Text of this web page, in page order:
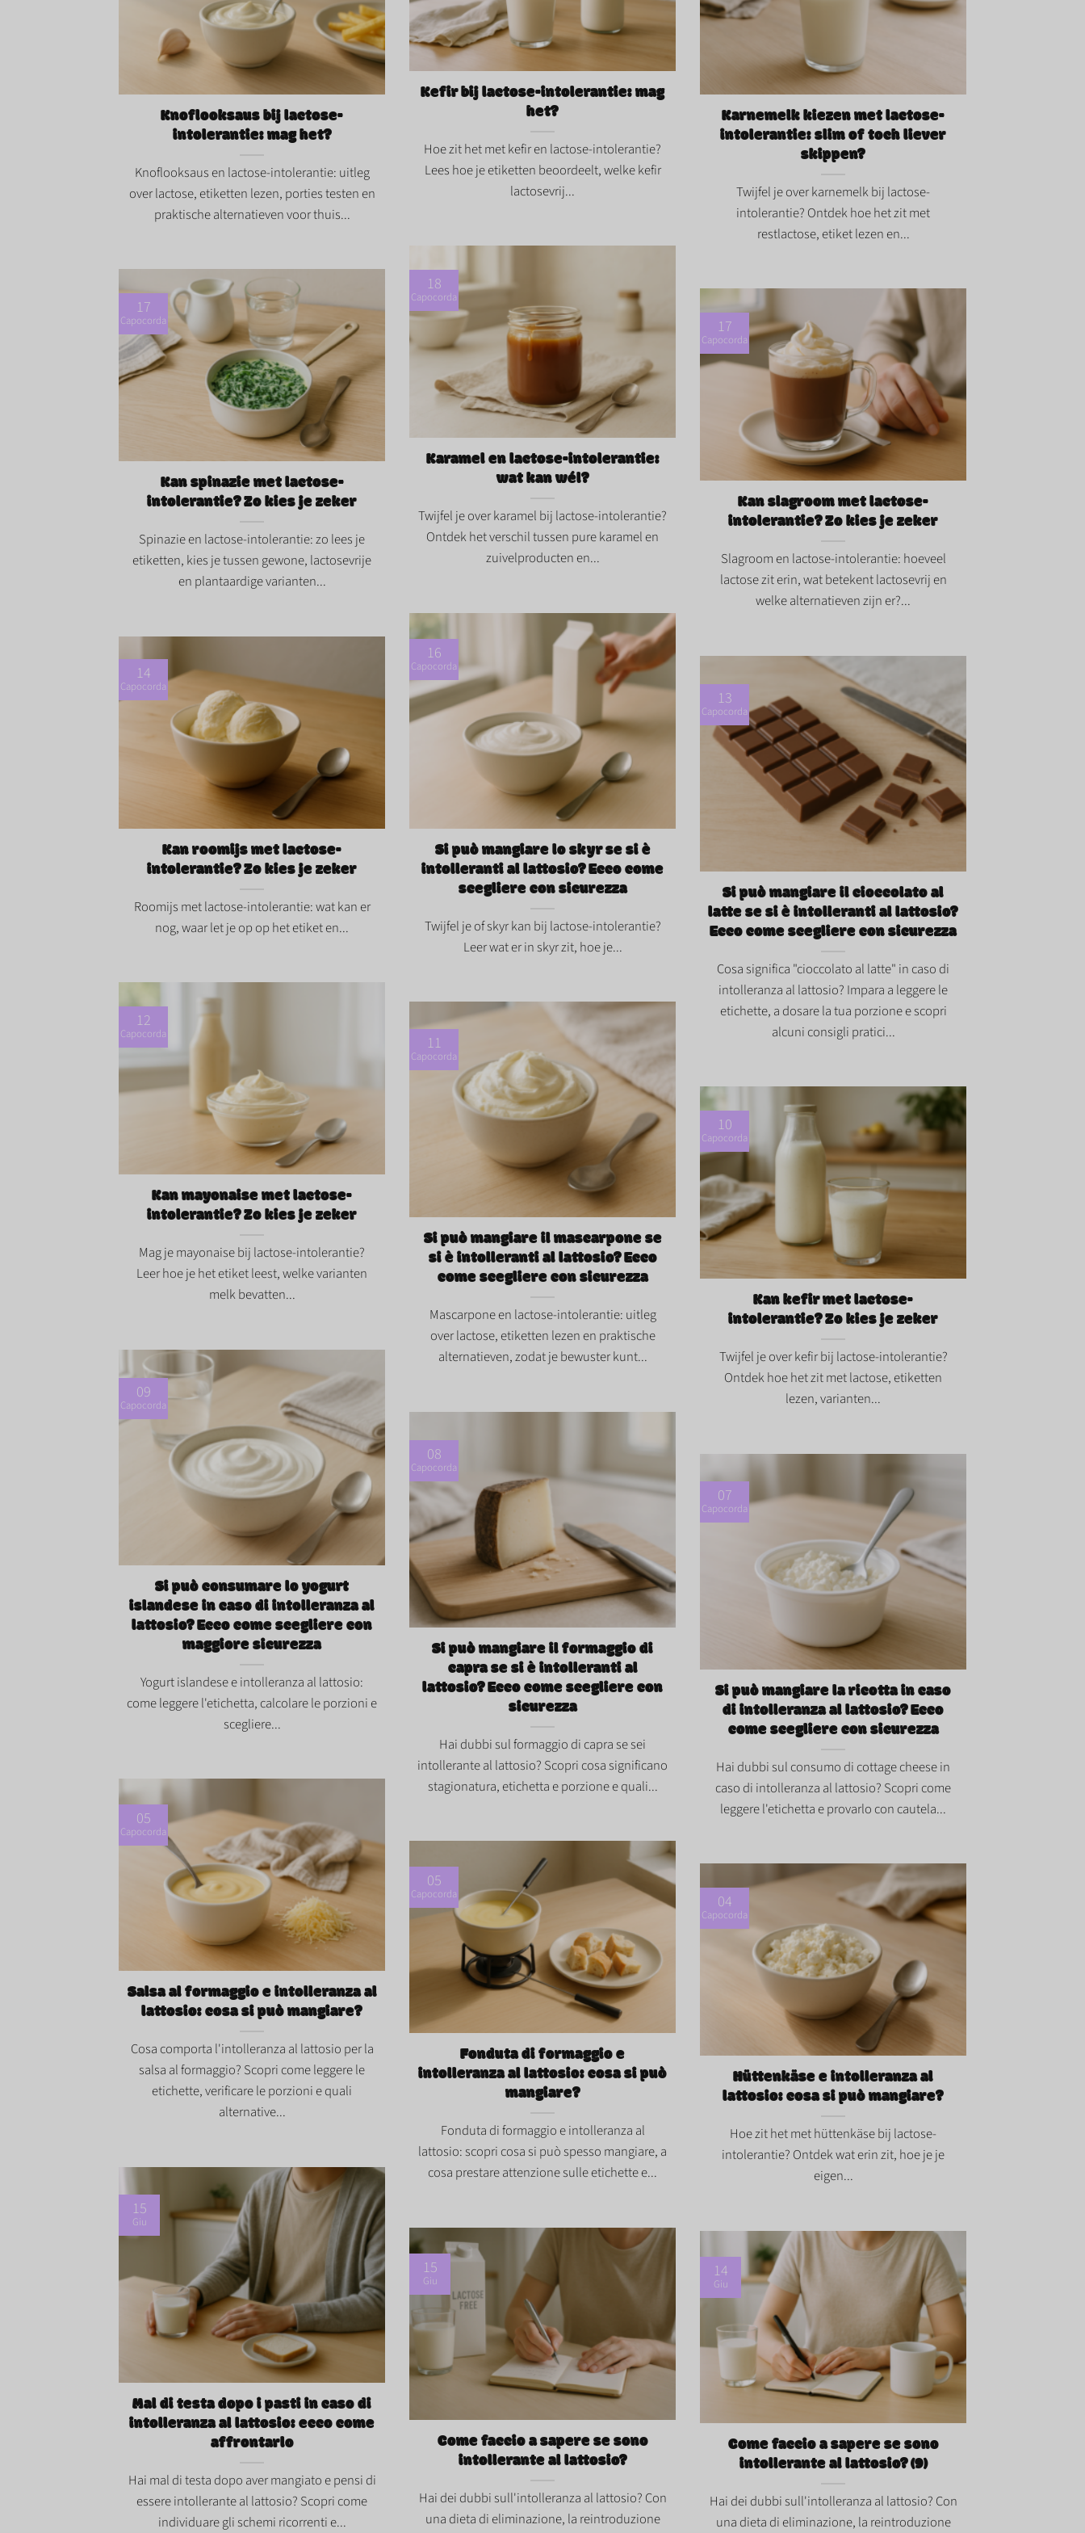
Knoflooksaus bij lactose-intolerantie: mag
Knoflooksaus bij lactose-
intolerantie: mag het?
Knoflooksaus en lactose-intolerantie: uitleg
over lactose, etiketten lezen, porties testen en
praktische alternatieven voor thuis...
Kefir bij lactose-intolerantie: mag het?">
Kefir bij lactose-intolerantie: mag
het?
Hoe zit het met kefir en lactose-intolerantie?
Lees hoe je etiketten beoordeelt, welke kefir
lactosevrij...
Karnemelk kiezen met lactose-intolerantie:
slim of toch liever skippen?">
Karnemelk kiezen met lactose-
intolerantie: slim of toch liever
skippen?
Twijfel je over karnemelk bij lactose-
intolerantie? Ontdek hoe het zit met
restlactose, etiket lezen en...
Karamel en lactose-intolerantie: wat kan
Karamel en lactose-intolerantie:
wat kan wél?
Twijfel je over karamel bij lactose-intolerantie?
Ontdek het verschil tussen pure karamel en
zuivelproducten en...
18
Capocorda
Kan spinazie met lactose-intolerantie? Zo
Kan spinazie met lactose-
intolerantie? Zo kies je zeker
Spinazie en lactose-intolerantie: zo lees je
etiketten, kies je tussen gewone, lactosevrije
en plantaardige varianten...
17
Capocorda
Kan slagroom met lactose-intolerantie? Zo
kies je zeker">
Kan slagroom met lactose-
intolerantie? Zo kies je zeker
Slagroom en lactose-intolerantie: hoeveel
lactose zit erin, wat betekent lactosevrij en
welke alternatieven zijn er?...
17
Capocorda
Si può mangiare lo skyr se si è intolleranti al
lattosio? Ecco come scegliere con
Si può mangiare lo skyr se si è
intolleranti al lattosio? Ecco come
scegliere con sicurezza
Twijfel je of skyr kan bij lactose-intolerantie?
Leer wat er in skyr zit, hoe je...
16
Capocorda
Kan roomijs met lactose-intolerantie? Zo
Kan roomijs met lactose-
intolerantie? Zo kies je zeker
Roomijs met lactose-intolerantie: wat kan er
nog, waar let je op op het etiket en...
14
Capocorda
Si può mangiare il cioccolato al latte se si è
intolleranti al lattosio? Ecco come scegliere
Si può mangiare il cioccolato al
latte se si è intolleranti al lattosio?
Ecco come scegliere con sicurezza
Cosa significa "cioccolato al latte" in caso di
intolleranza al lattosio? Impara a leggere le
etichette, a dosare la tua porzione e scopri
alcuni consigli pratici...
13
Capocorda
Kan mayonaise met lactose-intolerantie? Zo
Kan mayonaise met lactose-
intolerantie? Zo kies je zeker
Mag je mayonaise bij lactose-intolerantie?
Leer hoe je het etiket leest, welke varianten
melk bevatten...
12
Capocorda
Si può mangiare il mascarpone se si è
intolleranti al lattosio? Ecco come scegliere
Si può mangiare il mascarpone se
si è intolleranti al lattosio? Ecco
come scegliere con sicurezza
Mascarpone en lactose-intolerantie: uitleg
over lactose, etiketten lezen en praktische
alternatieven, zodat je bewuster kunt...
11
Capocorda
Kan kefir met lactose-intolerantie? Zo kies
Kan kefir met lactose-
intolerantie? Zo kies je zeker
Twijfel je over kefir bij lactose-intolerantie?
Ontdek hoe het zit met lactose, etiketten
lezen, varianten...
10
Capocorda
Si può consumare lo yogurt islandese in
caso di intolleranza al lattosio? Ecco come
scegliere con maggiore sicurezza">
Si può consumare lo yogurt
islandese in caso di intolleranza al
lattosio? Ecco come scegliere con
maggiore sicurezza
Yogurt islandese e intolleranza al lattosio:
come leggere l'etichetta, calcolare le porzioni e
scegliere...
09
Capocorda
Si può mangiare il formaggio di capra se si è
intolleranti al lattosio? Ecco come scegliere
con sicurezza">
Si può mangiare il formaggio di
capra se si è intolleranti al
lattosio? Ecco come scegliere con
sicurezza
Hai dubbi sul formaggio di capra se sei
intollerante al lattosio? Scopri cosa significano
stagionatura, etichetta e porzione e quali...
08
Capocorda
Si può mangiare la ricotta in caso di
intolleranza al lattosio? Ecco come scegliere
Si può mangiare la ricotta in caso
di intolleranza al lattosio? Ecco
come scegliere con sicurezza
Hai dubbi sul consumo di cottage cheese in
caso di intolleranza al lattosio? Scopri come
leggere l'etichetta e provarlo con cautela...
07
Capocorda
Salsa al formaggio e intolleranza al lattosio:
cosa si può mangiare?">
Salsa al formaggio e intolleranza al
lattosio: cosa si può mangiare?
Cosa comporta l'intolleranza al lattosio per la
salsa al formaggio? Scopri come leggere le
etichette, verificare le porzioni e quali
alternative...
05
Capocorda
Fonduta di formaggio e intolleranza al
lattosio: cosa si può mangiare?">
Fonduta di formaggio e
intolleranza al lattosio: cosa si può
mangiare?
Fonduta di formaggio e intolleranza al
lattosio: scopri cosa si può spesso mangiare, a
cosa prestare attenzione sulle etichette e...
05
Capocorda
Hüttenkäse e intolleranza al lattosio: cosa si
può mangiare?">
Hüttenkäse e intolleranza al
lattosio: cosa si può mangiare?
Hoe zit het met hüttenkäse bij lactose-
intolerantie? Ontdek wat erin zit, hoe je je
eigen...
04
Capocorda
Mal di testa dopo i pasti in caso di
intolleranza al lattosio: ecco come
Mal di testa dopo i pasti in caso di
intolleranza al lattosio: ecco come
affrontarlo
Hai mal di testa dopo aver mangiato e pensi di
essere intollerante al lattosio? Scopri come
individuare gli schemi ricorrenti e...
15
Giu
Come faccio a sapere se sono intollerante al
Come faccio a sapere se sono
intollerante al lattosio?
Hai dei dubbi sull'intolleranza al lattosio? Con
una dieta di eliminazione, la reintroduzione
15
Giu
Come faccio a sapere se sono intollerante al
Come faccio a sapere se sono
intollerante al lattosio? (9)
Hai dei dubbi sull'intolleranza al lattosio? Con
una dieta di eliminazione, la reintroduzione
14
Giu